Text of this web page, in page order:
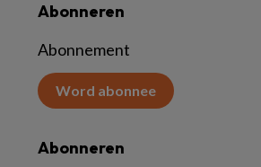
Abonneren
Abonnement
Word abonnee
Abonneren